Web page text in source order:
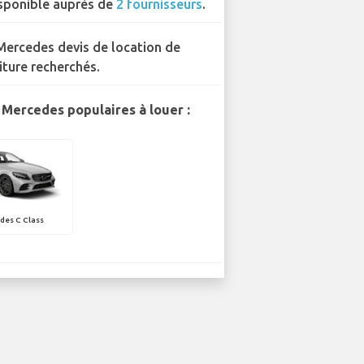
auprès de 2 fournisseurs.
devis de location de
recherchés.
populaires à louer :
C Class